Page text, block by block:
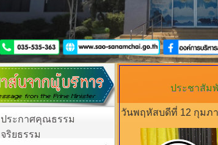
ประชาสัม
วันพฤหัสบดีที่ 12 กุมภา
ประกาศคุณธรรม
จริยธรรม